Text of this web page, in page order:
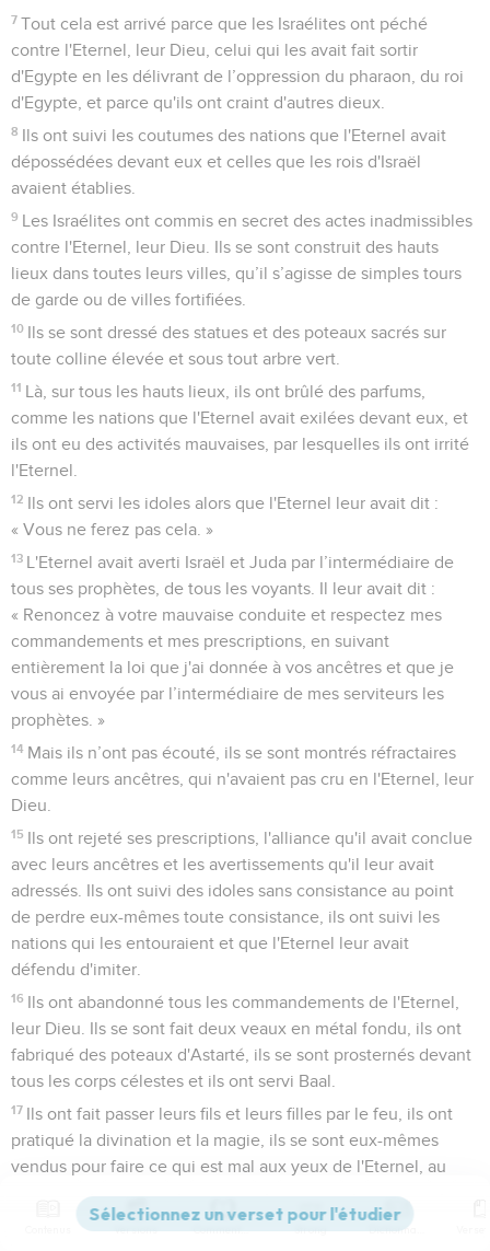
7 Tout cela est arrivé parce que les Israélites ont péché
contre l'Eternel, leur Dieu, celui qui les avait fait sortir
d'Egypte en les délivrant de l’oppression du pharaon, du roi
d'Egypte, et parce qu'ils ont craint d'autres dieux.
8 Ils ont suivi les coutumes des nations que l'Eternel avait
dépossédées devant eux et celles que les rois d'Israël
avaient établies.
9 Les Israélites ont commis en secret des actes inadmissibles
contre l'Eternel, leur Dieu. Ils se sont construit des hauts
lieux dans toutes leurs villes, qu’il s’agisse de simples tours
de garde ou de villes fortifiées.
10 Ils se sont dressé des statues et des poteaux sacrés sur
toute colline élevée et sous tout arbre vert.
11 Là, sur tous les hauts lieux, ils ont brûlé des parfums,
comme les nations que l'Eternel avait exilées devant eux, et
ils ont eu des activités mauvaises, par lesquelles ils ont irrité
l'Eternel.
12 Ils ont servi les idoles alors que l'Eternel leur avait dit :
« Vous ne ferez pas cela. »
13 L'Eternel avait averti Israël et Juda par l’intermédiaire de
tous ses prophètes, de tous les voyants. Il leur avait dit :
« Renoncez à votre mauvaise conduite et respectez mes
commandements et mes prescriptions, en suivant
entièrement la loi que j'ai donnée à vos ancêtres et que je
vous ai envoyée par l’intermédiaire de mes serviteurs les
prophètes. »
14 Mais ils n’ont pas écouté, ils se sont montrés réfractaires
comme leurs ancêtres, qui n'avaient pas cru en l'Eternel, leur
Dieu.
15 Ils ont rejeté ses prescriptions, l'alliance qu'il avait conclue
avec leurs ancêtres et les avertissements qu'il leur avait
adressés. Ils ont suivi des idoles sans consistance au point
de perdre eux-mêmes toute consistance, ils ont suivi les
nations qui les entouraient et que l'Eternel leur avait
défendu d'imiter.
16 Ils ont abandonné tous les commandements de l'Eternel,
leur Dieu. Ils se sont fait deux veaux en métal fondu, ils ont
fabriqué des poteaux d'Astarté, ils se sont prosternés devant
tous les corps célestes et ils ont servi Baal.
17 Ils ont fait passer leurs fils et leurs filles par le feu, ils ont
pratiqué la divination et la magie, ils se sont eux-mêmes
vendus pour faire ce qui est mal aux yeux de l'Eternel, au
point d’exciter sa colère.
Aussi, l'Eternel s'est fortement irrité contre les Israélites et
Versions Commentaires Strong